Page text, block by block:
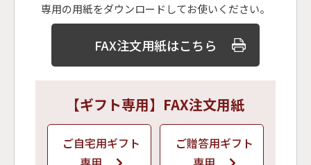
専用の用紙をダウンロードしてお使いください。
FAX注文用紙はこちら
【ギフト専用】FAX注文用紙
ご自宅用ギフト
ご贈答用ギフト